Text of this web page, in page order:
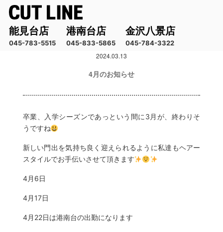
能見台店
045-783-5515
港南台店
045-833-5865
金沢八景店
045-784-3322
2024.03.13
4月のお知らせ
卒業、入学シーズンであっという間に3月が、終わりそ
うですね
新しい門出を気持ち良く迎えられるように私達もヘアー
スタイルでお手伝いさせて頂きます
4月6日
4月17日
4月22日は港南台の出勤になります